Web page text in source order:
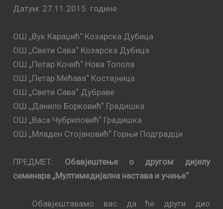
Датум: 27.11.2015. године
ОШ „Вук Караџић“ Козарска Дубица
ОШ „Свети Сава“ Козарска Дубица
ОШ „Петар Кочић“ Нова Топола
ОШ „Петар Мећава“ Костајница
ОШ „Свети Сава“ Дубраве
ОШ „Данило Борковић“ Градишка
ОШ „Васа Чубриловић“ Градишка
ОШ „Младен Стојановић“ Горњи Подградци
ПРЕДМЕТ: Обавјештење о другом дијелу
семинара „Мултимедијална настава и учење“
Обавјештавамо вас да ће други дио